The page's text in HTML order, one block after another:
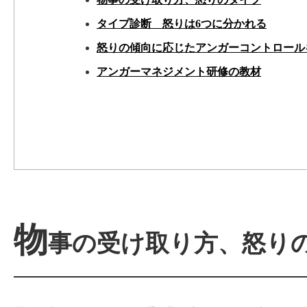
タイプ診断 怒りは6つに分かれる
怒りの傾向に応じたアンガーコントロール
アンガーマネジメント研修の教材
物事の受け取り方、怒り